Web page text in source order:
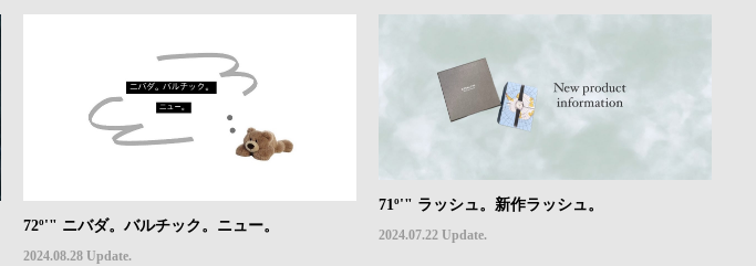
72º'" ニバダ。バルチック。ニュー。
2024.08.28 Update.
71º'" ラッシュ。新作ラッシュ。
2024.07.22 Update.